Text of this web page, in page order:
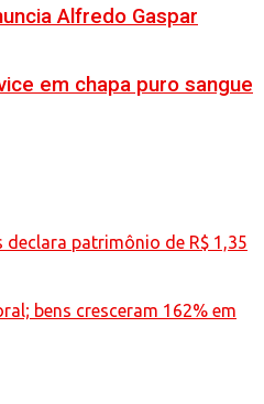
Alfredo Gaspar
em chapa puro sangue